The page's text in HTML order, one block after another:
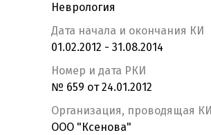
Неврология
Дата начала и окончания КИ
01.02.2012 - 31.08.2014
Номер и дата РКИ
№ 659 от 24.01.2012
Организация, проводящая КИ
ООО "Ксенова"